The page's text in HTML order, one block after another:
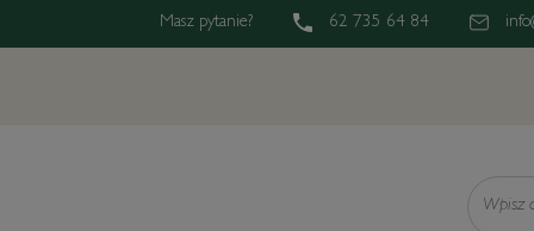
Masz pytanie? 62 735 64 84